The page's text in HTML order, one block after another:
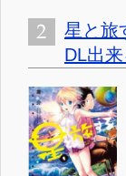
星と旅
DL出